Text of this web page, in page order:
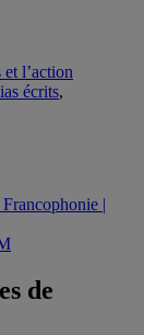
l’action
écrits,
de